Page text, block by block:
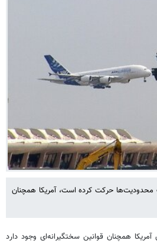
حرکت کرده است، آمریکا همچنان
آمریکا همچنان قوانین سختگیرانه‌ای وجود دارد